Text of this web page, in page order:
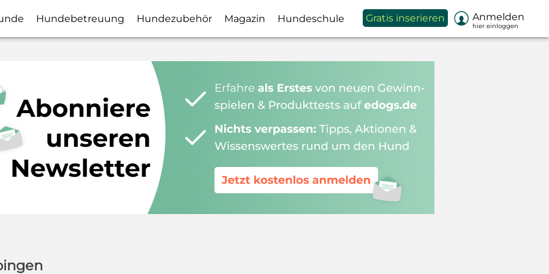
Hundebetreuung Hundezubehör Magazin Hundeschule Gratis inserieren  Anmelden
hier einloggen